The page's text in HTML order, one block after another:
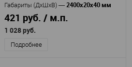
Габариты (ДхШхВ) — 2400х20х40 мм
421 руб. / м.п.
1 028 руб.
Подробнее